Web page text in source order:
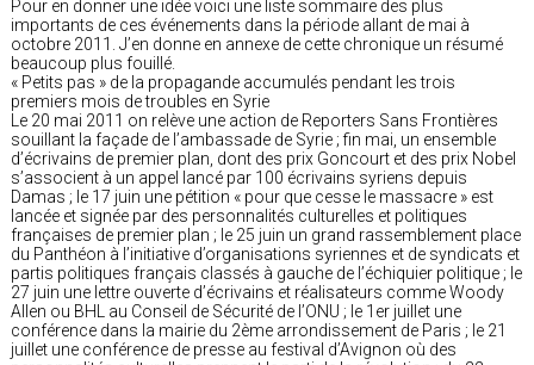
Pour en donner une idée voici une liste sommaire des plus
importants de ces événements dans la période allant de mai à
octobre 2011. J’en donne en annexe de cette chronique un résumé
beaucoup plus fouillé.
« Petits pas » de la propagande accumulés pendant les trois
premiers mois de troubles en Syrie
Le 20 mai 2011 on relève une action de Reporters Sans Frontières
souillant la façade de l’ambassade de Syrie ; fin mai, un ensemble
d’écrivains de premier plan, dont des prix Goncourt et des prix Nobel
s’associent à un appel lancé par 100 écrivains syriens depuis
Damas ; le 17 juin une pétition « pour que cesse le massacre » est
lancée et signée par des personnalités culturelles et politiques
françaises de premier plan ; le 25 juin un grand rassemblement place
du Panthéon à l’initiative d’organisations syriennes et de syndicats et
partis politiques français classés à gauche de l’échiquier politique ; le
27 juin une lettre ouverte d’écrivains et réalisateurs comme Woody
Allen ou BHL au Conseil de Sécurité de l’ONU ; le 1er juillet une
conférence dans la mairie du 2ème arrondissement de Paris ; le 21
juillet une conférence de presse au festival d’Avignon où des